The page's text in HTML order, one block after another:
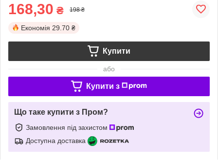
168,30 ₴ 198 ₴
Економія 29.70 ₴
Купити
або
Купити з
Що таке купити з Пром?
Замовлення під захистом
Доступна доставка